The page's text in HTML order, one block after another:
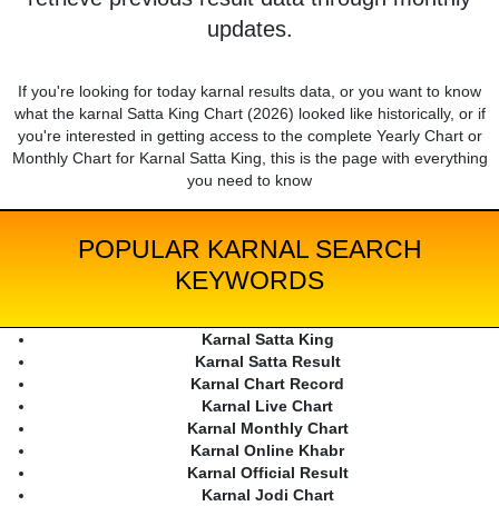
updates.
If you're looking for today karnal results data, or you want to know
what the karnal Satta King Chart (2026) looked like historically, or if
you're interested in getting access to the complete Yearly Chart or
Monthly Chart for Karnal Satta King, this is the page with everything
you need to know
POPULAR KARNAL SEARCH
KEYWORDS
Karnal Satta King
Karnal Satta Result
Karnal Chart Record
Karnal Live Chart
Karnal Monthly Chart
Karnal Online Khabr
Karnal Official Result
Karnal Jodi Chart